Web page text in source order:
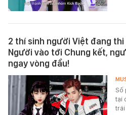
2 thí sinh người Việt đang
Người vào tới Chung kết,
ngay vòng đầu!
Số
tại